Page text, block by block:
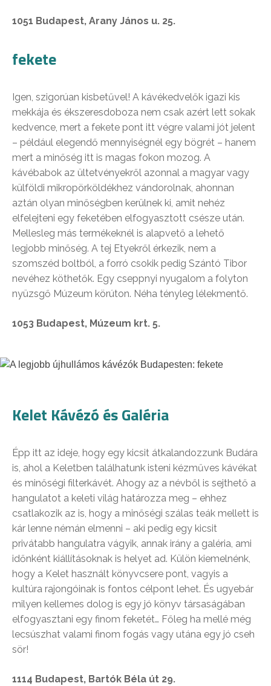
1051 Budapest, Arany János u. 25.
fekete
Igen, szigorúan kisbetűvel! A kávékedvelők igazi kis
mekkája és ékszeresdoboza nem csak azért lett sokak
kedvence, mert a fekete pont itt végre valami jót jelent
– például elegendő mennyiségnél egy bögrét – hanem
mert a minőség itt is magas fokon mozog. A
kávébabok az ültetvényekről azonnal a magyar vagy
külföldi mikropörköldékhez vándorolnak, ahonnan
aztán olyan minőségben kerülnek ki, amit nehéz
elfelejteni egy feketében elfogyasztott csésze után.
Mellesleg más termékeknél is alapvető a lehető
legjobb minőség. A tej Etyekről érkezik, nem a
szomszéd boltból, a forró csokik pedig Szántó Tibor
nevéhez köthetők. Egy cseppnyi nyugalom a folyton
nyüzsgő Múzeum körúton. Néha tényleg lélekmentő.
1053 Budapest, Múzeum krt. 5.
Kelet Kávézó és Galéria
Épp itt az ideje, hogy egy kicsit átkalandozzunk Budára
is, ahol a Keletben találhatunk isteni kézműves kávékat
és minőségi filterkávét. Ahogy az a névből is sejthető a
hangulatot a keleti világ határozza meg – ehhez
csatlakozik az is, hogy a minőségi szálas teák mellett is
kár lenne némán elmenni – aki pedig egy kicsit
privátabb hangulatra vágyik, annak irány a galéria, ami
időnként kiállításoknak is helyet ad. Külön kiemelnénk,
hogy a Kelet használt könyvcsere pont, vagyis a
kultúra rajongóinak is fontos célpont lehet. És ugyebár
milyen kellemes dolog is egy jó könyv társaságában
elfogyasztani egy finom feketét… Főleg ha mellé még
lecsúszhat valami finom fogás vagy utána egy jó cseh
sör!
1114 Budapest, Bartók Béla út 29.